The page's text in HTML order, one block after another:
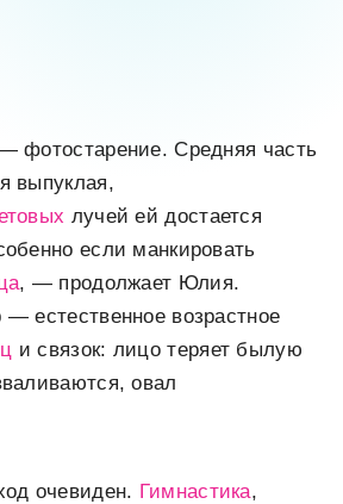
фотостарение. Средняя часть
выпуклая,
лучей ей достается
если манкировать
, — продолжает Юлия.
естественное возрастное
и связок: лицо теряет былую
овал
очевиден. Гимнастика,